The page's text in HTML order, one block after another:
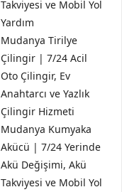
Takviyesi ve Mobil Yol
Yardım
Mudanya Tirilye
Çilingir | 7/24 Acil
Oto Çilingir, Ev
Anahtarcı ve Yazlık
Çilingir Hizmeti
Mudanya Kumyaka
Akücü | 7/24 Yerinde
Akü Değişimi, Akü
Takviyesi ve Mobil Yol